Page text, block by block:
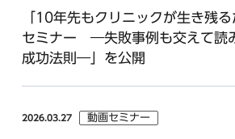
「10年先もクリニックが生き残
セミナー ―失敗事例も交えて読
成功法則―」を公開
2026.03.27 動画セミナー